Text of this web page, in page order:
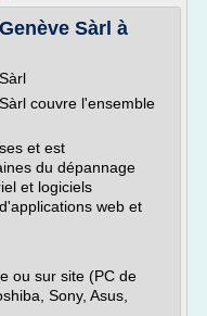
Sàrl à
couvre l'ensemble
et est
du dépannage
et logiciels
web et
ou sur site (PC de
Sony, Asus,